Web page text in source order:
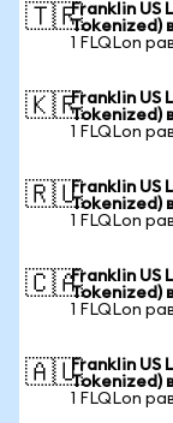
🇹🇷Franklin US
Tokenized)
1 FLQLon
🇰🇷Franklin US
Tokenized)
1 FLQLon
🇷🇺Franklin
Tokenized)
1 FLQLon
🇨🇦Franklin US
Tokenized)
1 FLQLon
🇦🇺Franklin
Tokenized)
1 FLQLon